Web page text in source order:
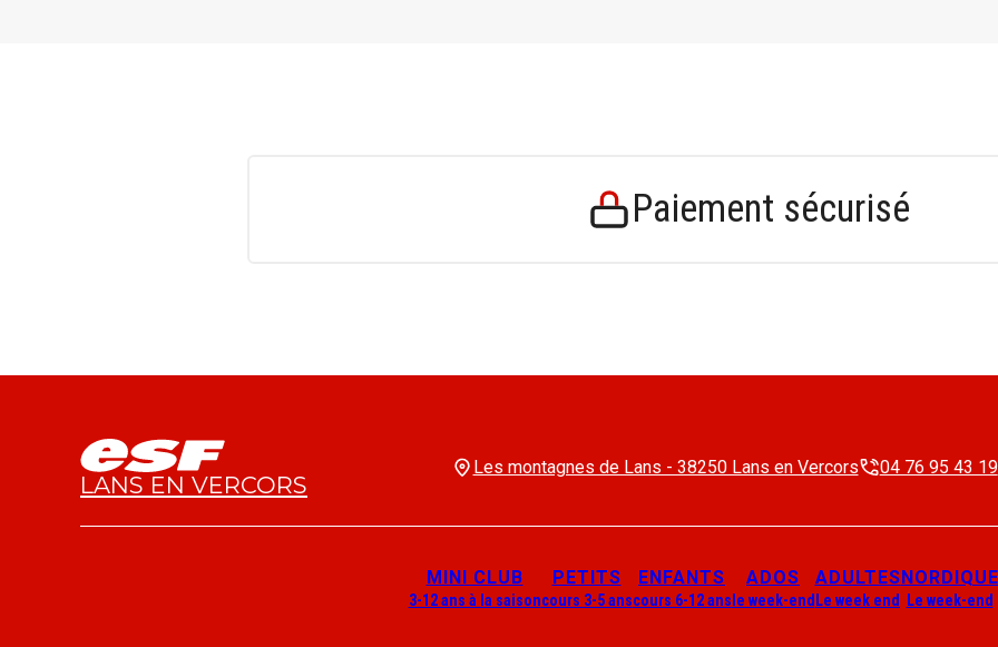
Paiement sécurisé
LANS EN VERCORS
Les montagnes de Lans - 38250 Lans en Vercors 04 76 95 43 19
MINI CLUB
3-12 ans à la saison
PETITS
cours 3-5 ans
ENFANTS
cours 6-12 ans
ADOS
le week-end
ADULTES
Le week end
NORDIQUE
Le week-end